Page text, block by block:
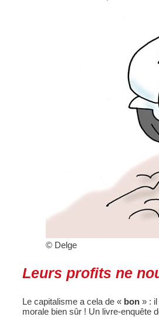
© Delge
Leurs profits ne
Le capitalisme a cela de « bon» :
morale bien sûr ! Un livre-enquête